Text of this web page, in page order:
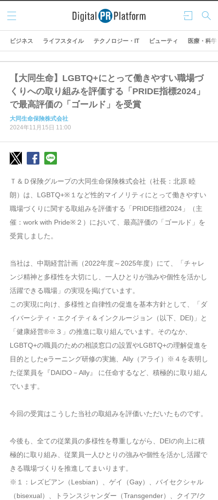
ログ
イン
検索
メニ
ュー
ビジネス ライフスタイル テクノロジー・IT ビューティ 医療・科学
【大同生命】LGBTQ+にとって働きやすい職場づ
くりへの取り組みを評価する「PRIDE指標2024」
で最高評価の「ゴールド」を受賞
大同生命保険株式会社
2024年11月15日 11:00
Ｔ＆Ｄ保険グループの大同生命保険株式会社（社長：北原 睦
朗）は、LGBTQ+※１など性的マイノリティにとって働きやすい
職場づくりに関する取組みを評価する「PRIDE指標2024」（主
催：work with Pride※２）において、最高評価の「ゴールド」を
受賞しました。
当社は、中期経営計画（2022年度～2025年度）にて、「チャレ
ンジ精神と多様性を大切にし、一人ひとりが強みや個性を活かし
活躍できる職場」の実現を掲げています。
この実現に向け、多様性と自律性の促進を基本方針として、「ダ
イバーシティ・エクイティ＆インクルージョン（以下、DEI)」と
「健康経営®※３」の推進に取り組んでいます。そのなか、
LGBTQ+の職員のための相談窓口の設置やLGBTQ+の理解促進を
目的としたeラーニング研修の実施、Ally（アライ）※４を表明し
た従業員を『DAIDO－Ally』 に任命するなど、積極的に取り組ん
でいます。
今回の受賞はこうした当社の取組みを評価いただいたものです。
今後も、全ての従業員の多様性を尊重しながら、DEIの向上に積
極的に取り組み、従業員一人ひとりの強みや個性を活かし活躍で
きる職場づくりを推進してまいります。
※１：レズビアン（Lesbian）、ゲイ（Gay）、バイセクシャル
（bisexual）、トランスジャンダー（Transgender）、クイア/ク